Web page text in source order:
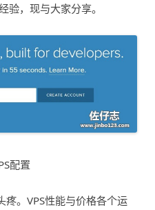
验，现与大家分享。
配置
疼。VPS性能与价格各个运